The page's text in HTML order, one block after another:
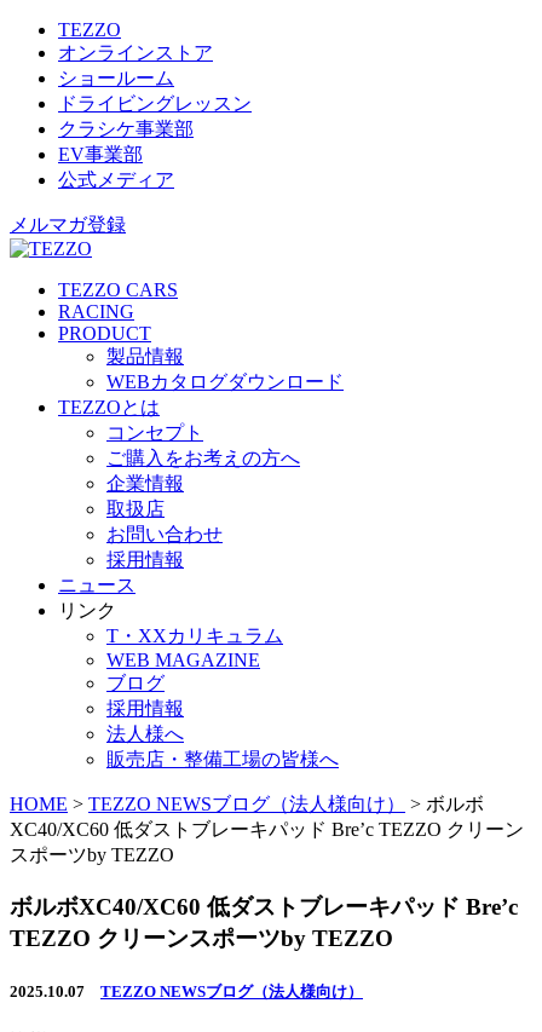
TEZZO
オンラインストア
ショールーム
ドライビングレッスン
クラシケ事業部
EV事業部
公式メディア
メルマガ登録
TEZZO CARS
RACING
PRODUCT
製品情報
WEBカタログダウンロード
TEZZOとは
コンセプト
ご購入をお考えの方へ
企業情報
取扱店
お問い合わせ
採用情報
ニュース
リンク
T・XXカリキュラム
WEB MAGAZINE
ブログ
採用情報
法人様へ
販売店・整備工場の皆様へ
HOME > TEZZO NEWSブログ（法人様向け） > ボルボ
XC40/XC60 低ダストブレーキパッド Bre’c TEZZO クリーン
スポーツby TEZZO
ボルボXC40/XC60 低ダストブレーキパッド Bre’c
TEZZO クリーンスポーツby TEZZO
2025.10.07 TEZZO NEWSブログ（法人様向け）